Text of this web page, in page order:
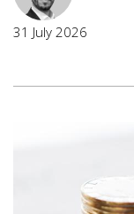
31 July 2026